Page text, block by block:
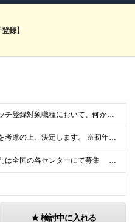
録】
ポジションマッチ登録対象職種において、何かしらの知識・経験を有する方 【活かせる経験・スキル】 ポジションマッチ登録対象職種に関連する知識・経験 ※該当ポジションが数多く存在する為、様々な経験が活か
経験・スキルを考慮の上、決定します。 ※初年度想定年収：年収400万円～1200万円 ※残業代は別途支給いたします。詳細は面接にてご説明いたします。 ※試用期間3ヵ月あり。 試用期間中の待遇変更や雇
◇大阪本社または全国の各センターにて募集 転勤は当面の間ありません。 【本社】 大阪府大阪市北区梅田3-2-2 JPタワー大阪 22F 【東京オフィス】 東京都港区赤坂2丁目17番22号 赤坂ト
検討中に入れる